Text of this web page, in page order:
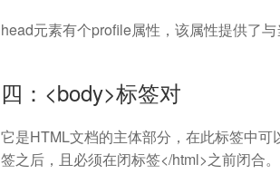
head元素有个profile属性，该属性提供了
四：<body>标签对
它是HTML文档的主体部分，在此标签中
签之后，且必须在闭标签</html>之前闭合。